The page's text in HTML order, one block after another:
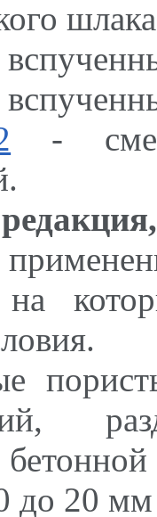
-
,
на
,
до 20